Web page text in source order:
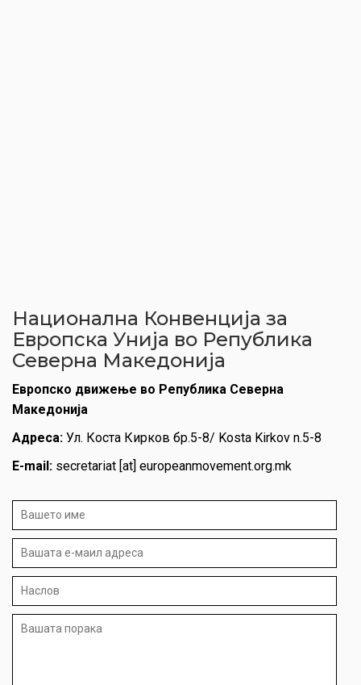
Национална Конвенција за
Европска Унија во Република
Северна Македонијa
Европско движење во Република Северна
Македонија
Адреса: Ул. Коста Кирков бр.5-8/ Kosta Kirkov n.5-8
E-mail: secretariat [at] europeanmovement.org.mk